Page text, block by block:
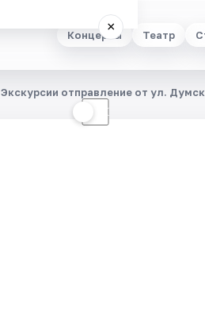
Концерты Театр
×
☾
Экскурсии отправление от ул.